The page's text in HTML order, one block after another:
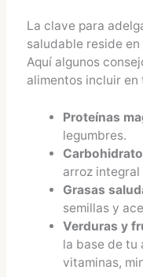
La clave para
saludable reside
Aquí algunos
alimentos incluir en
Proteínas
legumbres.
arroz
Grasas
semillas y
Verduras y
la base de tu
vitaminas,